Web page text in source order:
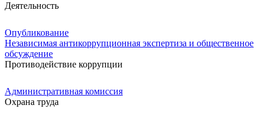
Деятельность
Опубликование
Независимая антикоррупционная экспертиза и общественное
обсуждение
Противодействие коррупции
Административная комиссия
Охрана труда